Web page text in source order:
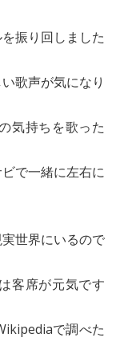
振り回しました
歌声が気になり
気持ちを歌った
で一緒に左右に
世界にいるので
客席が元気です
で調べた